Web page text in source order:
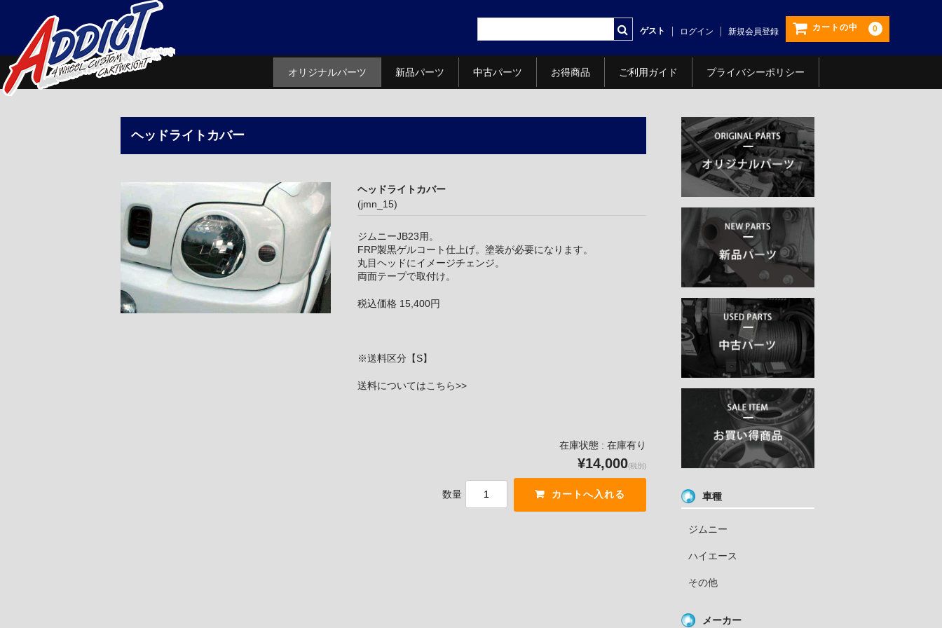
ゲスト ログイン 新規会員登録 カートの中 0
オリジナルパーツ 新品パーツ 中古パーツ お得商品 ご利用ガイド プライバシーポリシー
ヘッドライトカバー
ヘッドライトカバー
(jmn_15)
ジムニーJB23用。
FRP製黒ゲルコート仕上げ。塗装が必要になります。
丸目ヘッドにイメージチェンジ。
両面テープで取付け。
税込価格 15,400円
※送料区分【S】
送料についてはこちら>>
在庫状態 : 在庫有り
¥14,000(税別)
数量 車種
ジムニー
ハイエース
その他
メーカー